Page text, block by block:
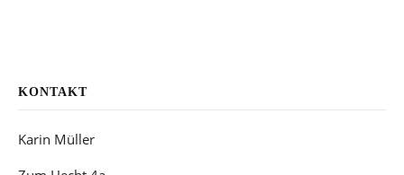
KONTAKT
Karin Müller